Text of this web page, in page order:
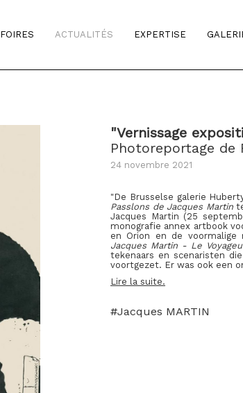
FOIRES ACTUALITÉS EXPERTISE
"Vernissage
Photoreportage de
24 novembre 2021
"De Brusselse galerie
Passlons de Jacques Martin
Jacques Martin (25
monografie annex artbook
en Orion en de voormalige
Jacques Martin - Le
tekenaars en scenaristen
voortgezet. Er was ook een
Lire la suite.
#Jacques MARTIN